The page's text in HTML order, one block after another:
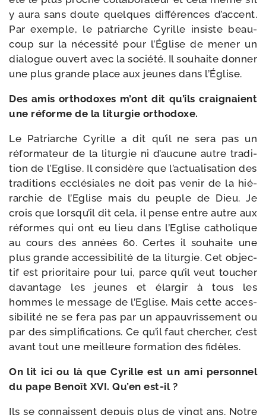
y aura sans doute quelques dif­fé­rences d’ac­cent.
Par exemple, le patriarche Cyrille insiste beau­
coup sur la néces­si­té pour l’Église de mener un
dia­logue ouvert avec la socié­té. Il sou­haite don­ner
une plus grande place aux jeunes dans l’Église.
Des amis ortho­doxes m’ont dit qu’ils crai­gnaient
une réforme de la litur­gie orthodoxe.
Le Patriarche Cyrille a dit qu’il ne sera pas un
réfor­ma­teur de la litur­gie ni d’au­cune autre tra­di­
tion de l’Eglise. Il consi­dère que l’ac­tua­li­sa­tion des
tra­di­tions ecclé­siales ne doit pas venir de la hié­
rar­chie de l’Eglise mais du peuple de Dieu. Je
crois que lors­qu’il dit cela, il pense entre autre aux
réformes qui ont eu lieu dans l’Eglise catho­lique
au cours des années 60. Certes il sou­haite une
plus grande acces­si­bi­li­té de la litur­gie. Cet objec­
tif est prio­ri­taire pour lui, parce qu’il veut tou­cher
davan­tage les jeunes et élar­gir à tous les
hommes le mes­sage de l’Eglise. Mais cette acces­
si­bi­li­té ne se fera pas par un appau­vris­se­ment ou
par des sim­pli­fi­ca­tions. Ce qu’il faut cher­cher, c’est
avant tout une meilleure for­ma­tion des fidèles.
On lit ici ou là que Cyrille est un ami per­son­nel
du pape Benoît XVI. Qu’en est-il ?
Ils se connaissent depuis plus de vingt ans. Notre